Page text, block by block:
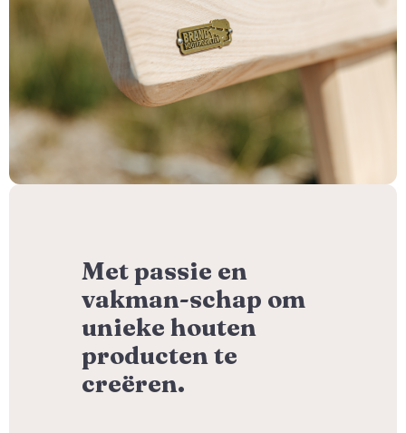
Met passie en
vakman-schap om
unieke houten
producten te
creëren.